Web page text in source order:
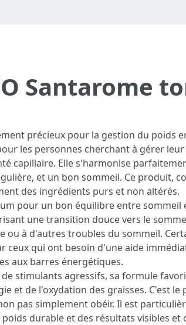
Santarome
précieux pour la gestion du poids
les personnes cherchant à gérer
capillaire. Elle s'harmonise
et un bon sommeil. Ce produit,
des ingrédients purs et non altérés.
pour un bon équilibre entre
une transition douce vers le
ou à d'autres troubles du sommeil.
qui ont besoin d'une aide
aux barres énergétiques.
stimulants agressifs, sa formule
et de l'oxydation des graisses. C'est
pas simplement obéir. Il est
durable et des résultats visibles